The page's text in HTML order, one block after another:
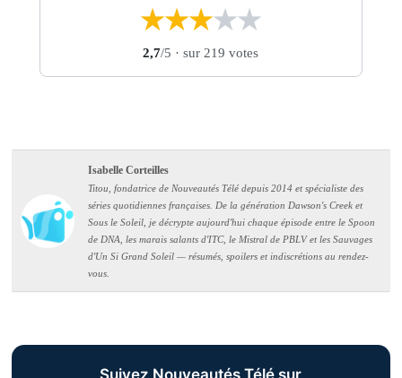
★★★★★
2,7/5 · sur 219 votes
Isabelle Corteilles
Titou, fondatrice de Nouveautés Télé depuis 2014 et spécialiste des
séries quotidiennes françaises. De la génération Dawson's Creek et
Sous le Soleil, je décrypte aujourd'hui chaque épisode entre le Spoon
de DNA, les marais salants d'ITC, le Mistral de PBLV et les Sauvages
d'Un Si Grand Soleil — résumés, spoilers et indiscrétions au rendez-
vous.